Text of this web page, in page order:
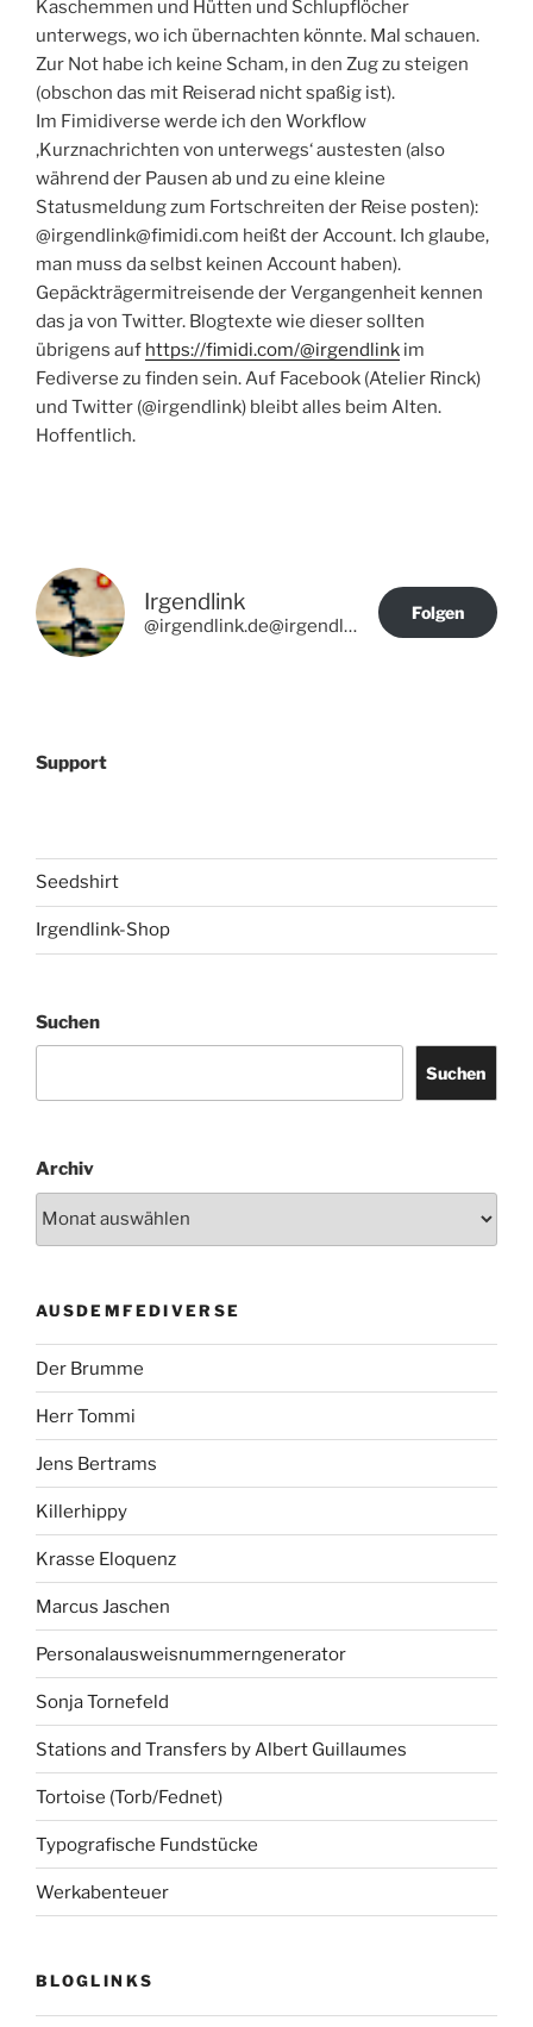
Kaschemmen und Hütten und Schlupflöcher
unterwegs, wo ich übernachten könnte. Mal schauen.
Zur Not habe ich keine Scham, in den Zug zu steigen
(obschon das mit Reiserad nicht spaßig ist).
Im Fimidiverse werde ich den Workflow
‚Kurznachrichten von unterwegs‘ austesten (also
während der Pausen ab und zu eine kleine
Statusmeldung zum Fortschreiten der Reise posten):
@irgendlink@fimidi.com heißt der Account. Ich glaube,
man muss da selbst keinen Account haben).
Gepäckträgermitreisende der Vergangenheit kennen
das ja von Twitter. Blogtexte wie dieser sollten
übrigens auf https://fimidi.com/@irgendlink im
Fediverse zu finden sein. Auf Facebook (Atelier Rinck)
und Twitter (@irgendlink) bleibt alles beim Alten.
Hoffentlich.
Irgendlink
@irgendlink.de@irgendlink.de
Folgen
Support
Seedshirt
Irgendlink-Shop
Suchen
Suchen
Archiv
AUSDEMFEDIVERSE
Der Brumme
Herr Tommi
Jens Bertrams
Killerhippy
Krasse Eloquenz
Marcus Jaschen
Personalausweisnummerngenerator
Sonja Tornefeld
Stations and Transfers by Albert Guillaumes
Tortoise (Torb/Fednet)
Typografische Fundstücke
Werkabenteuer
BLOGLINKS